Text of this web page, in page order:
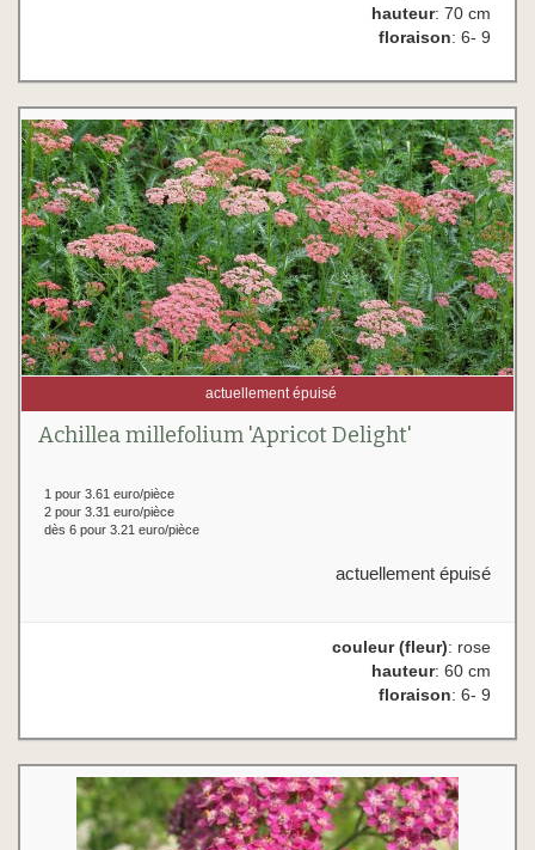
hauteur: 70 cm
floraison: 6- 9
actuellement épuisé
Achillea millefolium 'Apricot Delight'
1 pour 3.61 euro/pièce
2 pour 3.31 euro/pièce
dès 6 pour 3.21 euro/pièce
actuellement épuisé
couleur (fleur): rose
hauteur: 60 cm
floraison: 6- 9